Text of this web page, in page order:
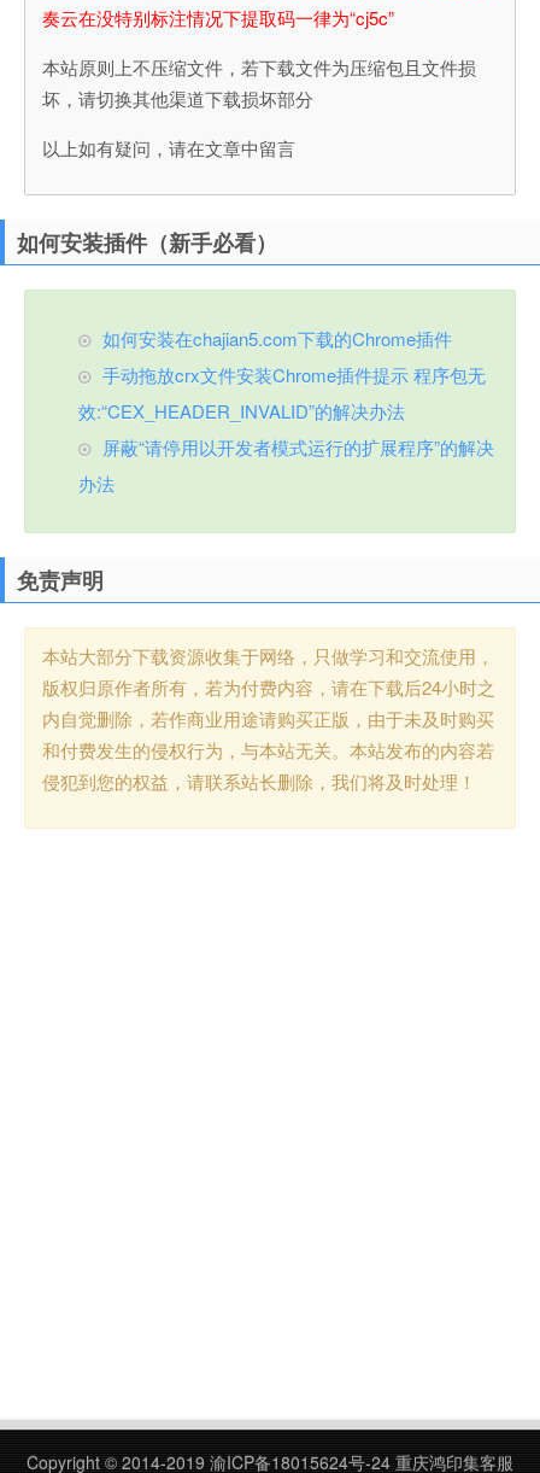
奏云在没特别标注情况下提取码一律为“cj5c”
本站原则上不压缩文件，若下载文件为压缩包且文件损
坏，请切换其他渠道下载损坏部分
以上如有疑问，请在文章中留言
如何安装插件（新手必看）
如何安装在chajian5.com下载的Chrome插件
手动拖放crx文件安装Chrome插件提示 程序包无
效:“CEX_HEADER_INVALID”的解决办法
屏蔽“请停用以开发者模式运行的扩展程序”的解决
办法
免责声明
本站大部分下载资源收集于网络，只做学习和交流使用，
版权归原作者所有，若为付费内容，请在下载后24小时之
内自觉删除，若作商业用途请购买正版，由于未及时购买
和付费发生的侵权行为，与本站无关。本站发布的内容若
侵犯到您的权益，请联系站长删除，我们将及时处理！
Copyright © 2014-2019 渝ICP备18015624号-24 重庆鸿印集客服